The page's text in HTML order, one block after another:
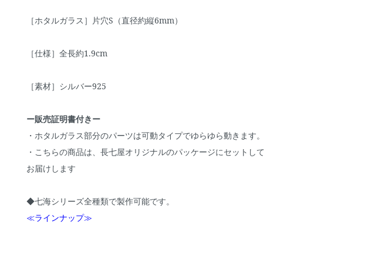
［ホタルガラス］片穴S（直径約縦6mm）
［仕様］全長約1.9cm
［素材］シルバー925
ー販売証明書付きー
・ホタルガラス部分のパーツは可動タイプでゆらゆら動きます。
・こちらの商品は、長七屋オリジナルのパッケージにセットして
お届けします
◆七海シリーズ全種類で製作可能です。
≪ラインナップ≫